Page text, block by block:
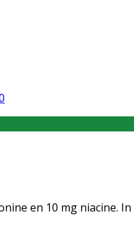
en 10 mg niacine.